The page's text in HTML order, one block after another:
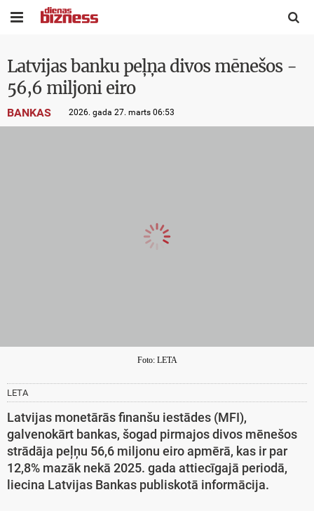
 
Latvijas banku peļņa divos mēnešos -
56,6 miljoni eiro
BANKAS 2026. gada 27. marts 06:53
Foto: LETA
LETA
Latvijas monetārās finanšu iestādes (MFI),
galvenokārt bankas, šogad pirmajos divos mēnešos
strādāja peļņu 56,6 miljonu eiro apmērā, kas ir par
12,8% mazāk nekā 2025. gada attiecīgajā periodā,
liecina Latvijas Bankas publiskotā informācija.